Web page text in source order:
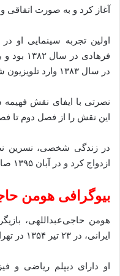
آغاز کرد و به صورت اتفاقی
اولین تجربه سینمایی او
فرهادی
در سال ۱۳۸۳ وارد تلویزیون شد.
نصرتی با ایفای نقش
این نقش را از فصل دوم تا
ازدواج کرد و در آبان ۱۳۹۵ صاحب دختری به نام صوفی شدند.
بیوگرافی هومن
هومن حاجی‌عبداللهی،
ایرانی، در ۲۳ تیر ۱۳۵۴ در تهران به دنیا آ‌مد.
او دارای دیپلم ریاضی و